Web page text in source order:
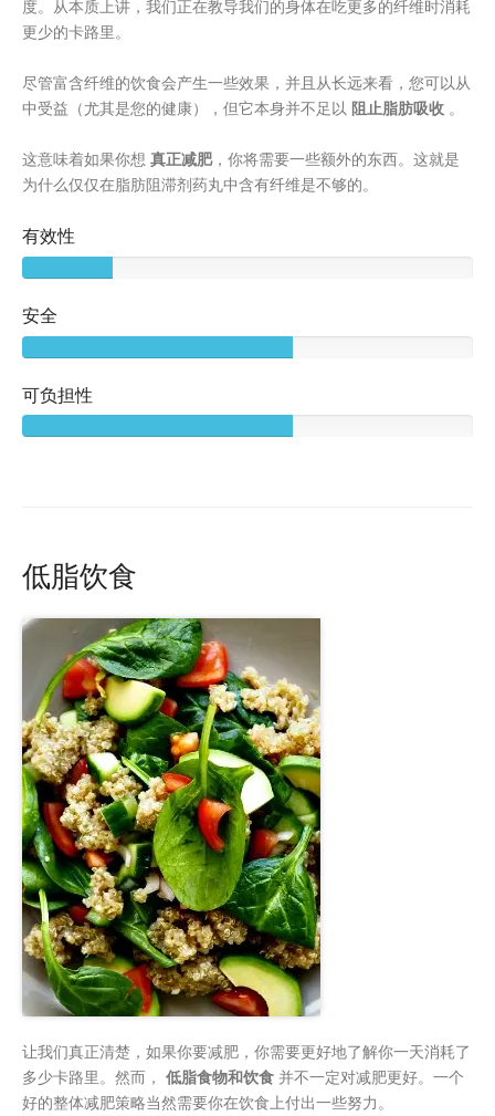
度。从本质上讲，我们正在教导我们的身体在吃更多的纤维时消耗
更少的卡路里。
尽管富含纤维的饮食会产生一些效果，并且从长远来看，您可以从
中受益（尤其是您的健康），但它本身并不足以 阻止脂肪吸收 。
这意味着如果你想 真正减肥，你将需要一些额外的东西。这就是
为什么仅仅在脂肪阻滞剂药丸中含有纤维是不够的。
有效性
安全
可负担性
低脂饮食
让我们真正清楚，如果你要减肥，你需要更好地了解你一天消耗了
多少卡路里。然而， 低脂食物和饮食 并不一定对减肥更好。一个
好的整体减肥策略当然需要你在饮食上付出一些努力。